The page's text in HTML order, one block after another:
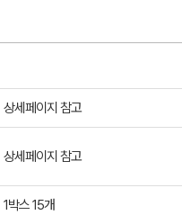
상세페이지 참고
상세페이지 참고
1박스 15개